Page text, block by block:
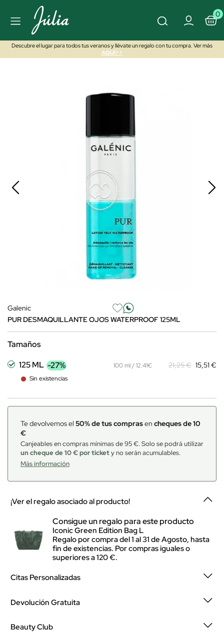
0
Descubre el lugar para todos tus veranos y llévate un regalo con tu compra. Ver más
AQUÍ>>
Galenic
PUR DESMAQUILLANTE OJOS WATERPROOF 125ML
Tamaños
125 ML -27%
Sin existencias
100 ml / 12.41€ 21,25 € 15,51 €
Te devolvemos el 50% de tus comprasen cheques de 10
€
Canjeables en compras mínimas de 95 €. Solo se podrá utilizar
un cheque de 10 € por tickety no serán acumulables.
Más información
¡Ver el regalo asociado al producto!
Consigue un regalo para este producto
Iconic Green Edition Bag L
Regalo por compra del 1 al 31 de Agosto, hasta
fin de existencias. Por compras iguales o
superiores a 120 €.
Citas Personalizadas
Devolución Gratuita
Beauty Club